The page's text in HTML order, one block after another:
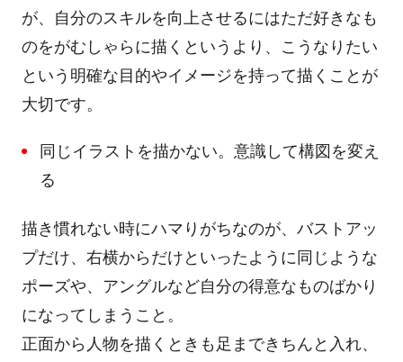
が、自分のスキルを向上させるにはただ好きなも
のをがむしゃらに描くというより、こうなりたい
という明確な目的やイメージを持って描くことが
大切です。
同じイラストを描かない。意識して構図を変え
る
描き慣れない時にハマりがちなのが、バストアッ
プだけ、右横からだけといったように同じような
ポーズや、アングルなど自分の得意なものばかり
になってしまうこと。
正面から人物を描くときも足まできちんと入れ、